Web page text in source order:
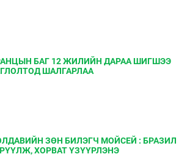
БАГ 12 ЖИЛИЙН ДАРАА ШИГШЭЭ
ШАЛГАРЛАА
ЗӨН БИЛЭГЧ МОЙСЕЙ : БРАЗИЛ
ХОРВАТ ҮЗҮҮРЛЭНЭ